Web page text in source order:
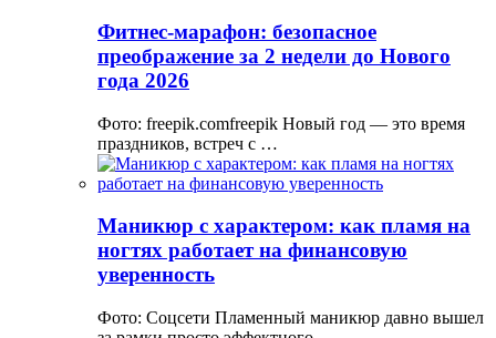
Фитнес-марафон: безопасное
преображение за 2 недели до Нового
года 2026
Фото: freepik.comfreepik Новый год — это время
праздников, встреч с …
Маникюр с характером: как пламя на
ногтях работает на финансовую
уверенность
Фото: Соцсети Пламенный маникюр давно вышел